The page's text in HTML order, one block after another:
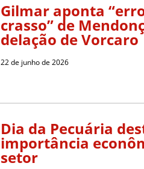
Gilmar aponta
crasso” de
delação de Vorcaro
22 de junho de 2026
Dia da Pecuária
importância
setor